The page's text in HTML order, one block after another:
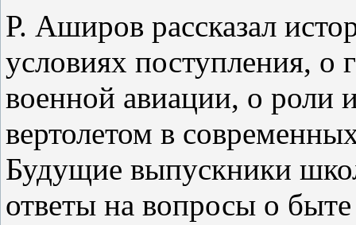
Р. Аширов рассказал
условиях поступления, о
военной авиации, о роли
вертолетом в
Будущие выпускники
ответы на вопросы о